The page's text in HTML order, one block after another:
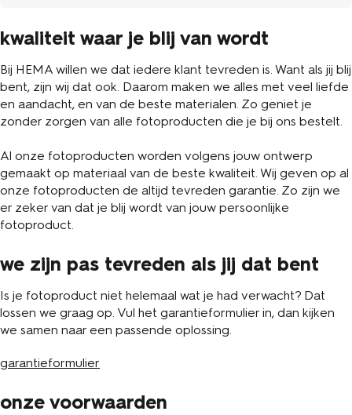
kwaliteit waar je blij van wordt
Bij HEMA willen we dat iedere klant tevreden is. Want als jij blij
bent, zijn wij dat ook. Daarom maken we alles met veel liefde
en aandacht, en van de beste materialen. Zo geniet je
zonder zorgen van alle fotoproducten die je bij ons bestelt.
Al onze fotoproducten worden volgens jouw ontwerp
gemaakt op materiaal van de beste kwaliteit. Wij geven op al
onze fotoproducten de altijd tevreden garantie. Zo zijn we
er zeker van dat je blij wordt van jouw persoonlijke
fotoproduct.
we zijn pas tevreden als jij dat bent
Is je fotoproduct niet helemaal wat je had verwacht? Dat
lossen we graag op. Vul het garantieformulier in, dan kijken
we samen naar een passende oplossing.
garantieformulier
onze voorwaarden